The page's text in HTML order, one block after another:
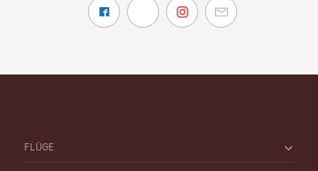
FLÜGE